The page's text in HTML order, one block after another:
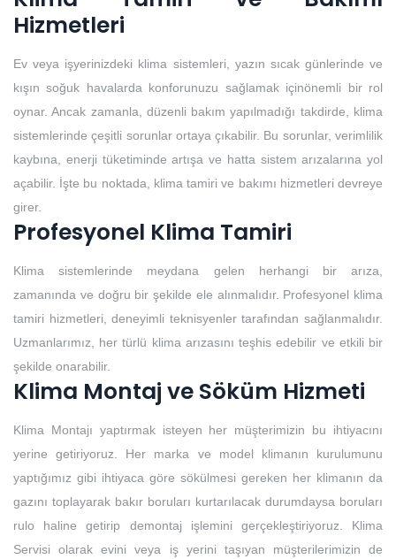
Hizmetleri
Ev veya işyerinizdeki klima sistemleri, yazın sıcak günlerinde ve
kışın soğuk havalarda konforunuzu sağlamak içinönemli bir rol
oynar. Ancak zamanla, düzenli bakım yapılmadığı takdirde, klima
sistemlerinde çeşitli sorunlar ortaya çıkabilir. Bu sorunlar, verimlilik
kaybına, enerji tüketiminde artışa ve hatta sistem arızalarına yol
açabilir. İşte bu noktada, klima tamiri ve bakımı hizmetleri devreye
girer.
Profesyonel Klima Tamiri
Klima sistemlerinde meydana gelen herhangi bir arıza,
zamanında ve doğru bir şekilde ele alınmalıdır. Profesyonel klima
tamiri hizmetleri, deneyimli teknisyenler tarafından sağlanmalıdır.
Uzmanlarımız, her türlü klima arızasını teşhis edebilir ve etkili bir
şekilde onarabilir.
Klima Montaj ve Söküm Hizmeti
Klima Montajı yaptırmak isteyen her müşterimizin bu ihtiyacını
yerine getiriyoruz. Her marka ve model klimanın kurulumunu
yaptığımız gibi ihtiyaca göre sökülmesi gereken her klimanın da
gazını toplayarak bakır boruları kurtarılacak durumdaysa boruları
rulo haline getirip demontaj işlemini gerçekleştiriyoruz. Klima
Servisi olarak evini veya iş yerini taşıyan müşterilerimizin de